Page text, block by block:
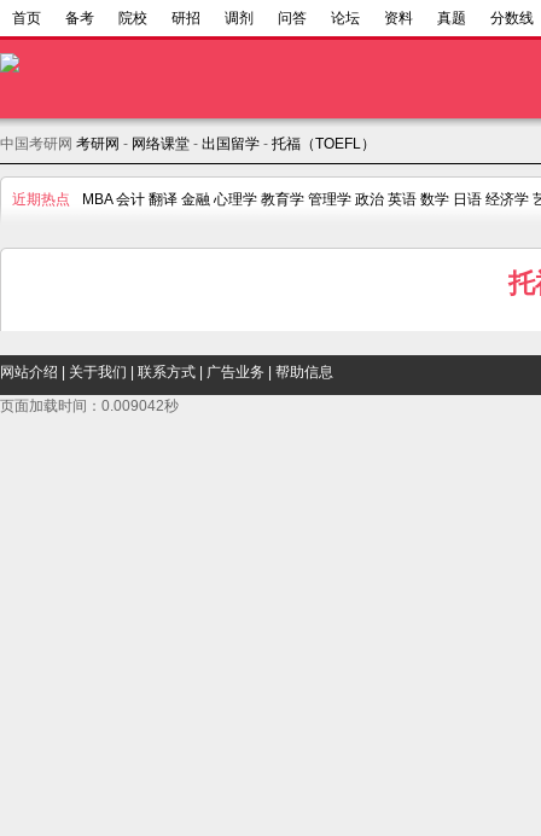
首页 备考 院校 研招 调剂 问答 论坛 资料 真题 分数线
中国考研网 考研网 - 网络课堂 - 出国留学 - 托福（TOEFL）
近期热点 MBA 会计 翻译 金融 心理学 教育学 管理学 政治 英语 数学 日语 经济学
托
网站介绍 关于我们 联系方式 广告业务
帮助信息
页面加载时间：0.009042秒